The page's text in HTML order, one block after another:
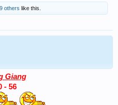
9 others like this.
Giang
- 56